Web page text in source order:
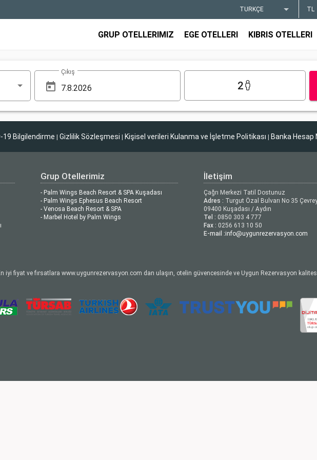
TÜRKÇE TL
GRUP OTELLERIMIZ EGE OTELLERI KIBRIS OTELLERI
Çıkış
2
19 Bilgilendirme | Gizlilik Sözleşmesi | Kişisel verileri Kulanma ve İşletme Politikası | Banka Hesap
Grup Otellerimiz
- Palm Wings Beach Resort & SPA Kuşadası
- Palm Wings Ephesus Beach Resort
- Venosa Beach Resort & SPA
- Marbel Hotel by Palm Wings
İletişim
Çağrı Merkezi Tatil Dostunuz
Adres : Turgut Özal Bulvarı No 35
09400 Kuşadası / Aydın
Tel : 0850 303 4 777
Fax : 0256 613 10 50
E-mail :info@uygunrezervasyon.com
fiyat ve fırsatlara www.uygunrezervasyon.com dan ulaşın, otelin güvencesinde ve Uygun Rezervasyon